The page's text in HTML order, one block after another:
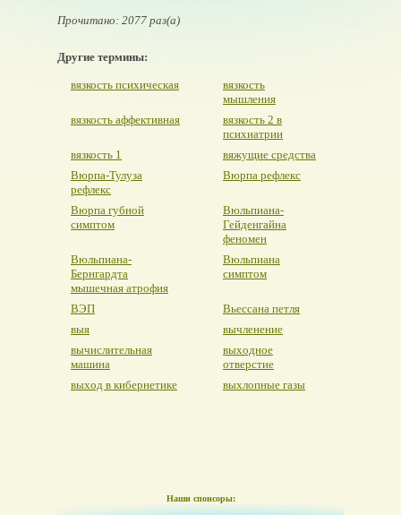
Прочитано: 2077 раз(а)
Другие термины:
вязкость психическая
вязкость
мышления
вязкость аффективная
вязкость 2 в
психиатрии
вязкость 1
вяжущие средства
Вюрпа-Тулуза
рефлекс
Вюрпа рефлекс
Вюрпа губной
симптом
Вюльпиана-
Гейденгайна
феномен
Вюльпиана-
Бернгардта
мышечная атрофия
Вюльпиана
симптом
ВЭП
Вьессана петля
выя
вычленение
вычислительная
машина
выходное
отверстие
выход в кибернетике
выхлопные газы
Наши спонсоры: